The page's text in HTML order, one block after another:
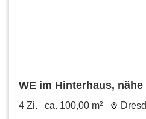
WE im Hinterhaus,
gesucht ?
4 Zi. ca. 100,00 m²